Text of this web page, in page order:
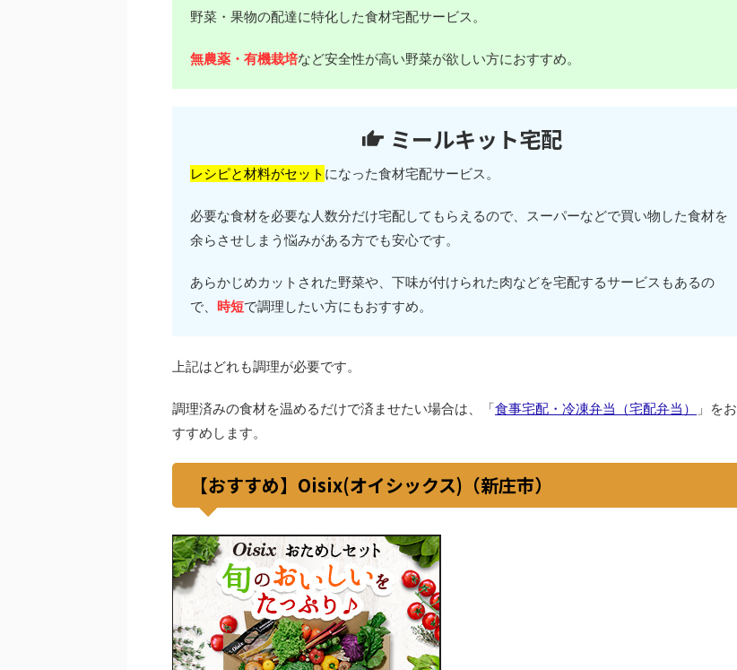
野菜・果物の配達に特化した食材宅配サービス。
無農薬・有機栽培など安全性が高い野菜が欲しい方におすすめ。
ミールキット宅配
レシピと材料がセット になった食材宅配サービス。
必要な食材を必要な人数分だけ宅配してもらえるので、スーパーなどで買い物した食材を
余らさせしまう悩みがある方でも安心です。
あらかじめカットされた野菜や、下味が付けられた肉などを宅配するサービスもあるの
で、 時短で調理したい方にもおすすめ。
上記はどれも調理が必要です。
調理済みの食材を温めるだけで済ませたい場合は、「食事宅配・冷凍弁当（宅配弁当）
」をお
すすめします。
【おすすめ】Oisix(オイシックス)（新庄市）